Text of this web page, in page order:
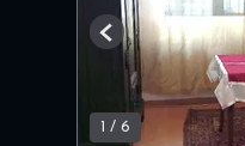
/ 6
Previous